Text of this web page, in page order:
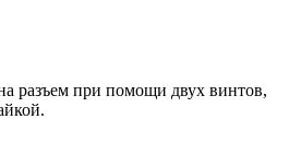
разъем при помощи двух винтов,